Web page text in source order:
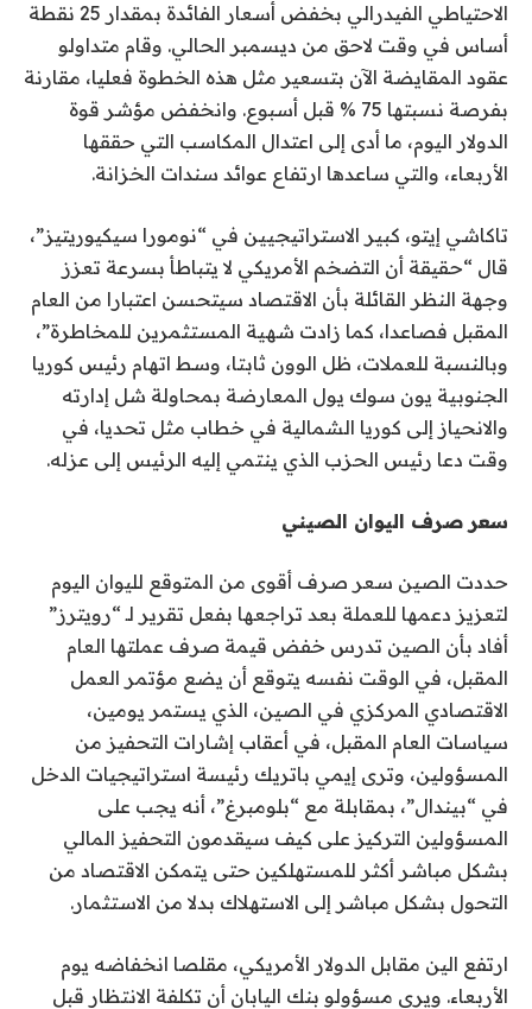
الاحتياطي الفيدرالي بخفض أسعار الفائدة بمقدار 25 نقطة
أساس في وقت لاحق من ديسمبر الحالي. وقام متداولو
عقود المقايضة الآن بتسعير مثل هذه الخطوة فعليا، مقارنة
بفرصة نسبتها 75 % قبل أسبوع. وانخفض مؤشر قوة
الدولار اليوم، ما أدى إلى اعتدال المكاسب التي حققها
الأربعاء، والتي ساعدها ارتفاع عوائد سندات الخزانة.
تاكاشي إيتو، كبير الاستراتيجيين في “نومورا سيكيوريتيز”،
قال “حقيقة أن التضخم الأمريكي لا يتباطأ بسرعة تعزز
وجهة النظر القائلة بأن الاقتصاد سيتحسن اعتبارا من العام
المقبل فصاعدا، كما زادت شهية المستثمرين للمخاطرة”،
وبالنسبة للعملات، ظل الوون ثابتا، وسط اتهام رئيس كوريا
الجنوبية يون سوك يول المعارضة بمحاولة شل إدارته
والانحياز إلى كوريا الشمالية في خطاب مثل تحديا، في
وقت دعا رئيس الحزب الذي ينتمي إليه الرئيس إلى عزله.
سعر صرف اليوان الصيني
حددت الصين سعر صرف أقوى من المتوقع لليوان اليوم
لتعزيز دعمها للعملة بعد تراجعها بفعل تقرير لـ “رويترز”
أفاد بأن الصين تدرس خفض قيمة صرف عملتها العام
المقبل، في الوقت نفسه يتوقع أن يضع مؤتمر العمل
الاقتصادي المركزي في الصين، الذي يستمر يومين،
سياسات العام المقبل، في أعقاب إشارات التحفيز من
المسؤولين، وترى إيمي باتريك رئيسة استراتيجيات الدخل
في “بيندال”، بمقابلة مع “بلومبرغ”، أنه يجب على
المسؤولين التركيز على كيف سيقدمون التحفيز المالي
بشكل مباشر أكثر للمستهلكين حتى يتمكن الاقتصاد من
التحول بشكل مباشر إلى الاستهلاك بدلا من الاستثمار.
ارتفع الين مقابل الدولار الأمريكي، مقلصا انخفاضه يوم
الأربعاء. ويرى مسؤولو بنك اليابان أن تكلفة الانتظار قبل